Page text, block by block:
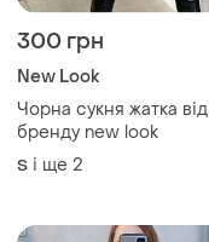
300 грн
New Look
Чорна сукня жатка від
бренду new look
S і ще 2